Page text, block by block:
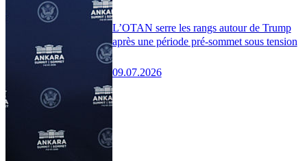
L’OTAN serre les rangs autour de Trump
après une période pré-sommet sous tension
09.07.2026